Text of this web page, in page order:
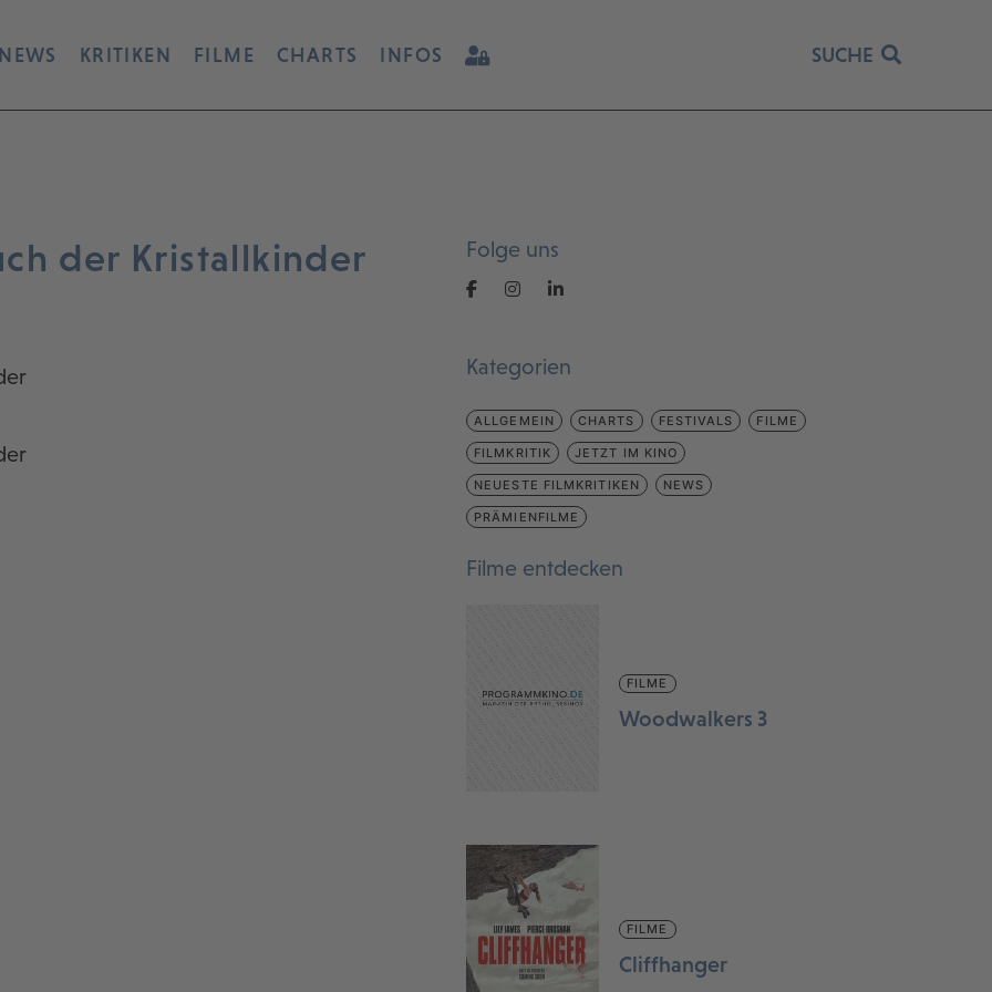
KRITIKEN FILME CHARTS INFOS SUCHE
der Kristallkinder Folge uns
Kategorien
ALLGEMEIN CHARTS FESTIVALS FILME
FILMKRITIK JETZT IM KINO
NEUESTE FILMKRITIKEN NEWS
PRÄMIENFILME
Filme entdecken
FILME
Woodwalkers 3
FILME
Cliffhanger